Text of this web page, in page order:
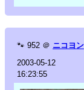
🐾 952 ＠ ニコヨン
2003-05-12
16:23:55